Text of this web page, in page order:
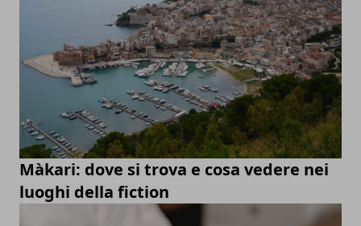
Màkari: dove si trova e cosa vedere nei
luoghi della fiction